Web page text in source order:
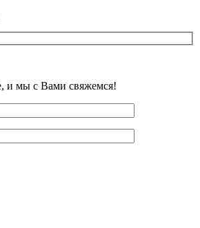
и мы с Вами свяжемся!